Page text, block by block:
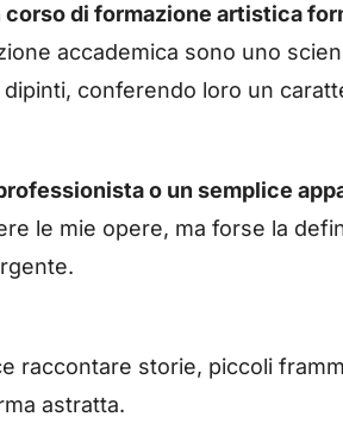
corso di formazione artistica
accademica sono uno
conferendo loro un
o un semplice
le mie opere, ma forse la
raccontare storie, piccoli
astratta.